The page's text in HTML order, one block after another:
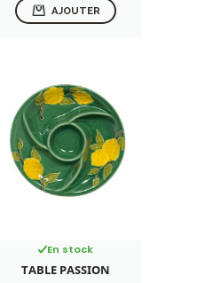
AJOUTER
En stock
TABLE PASSION